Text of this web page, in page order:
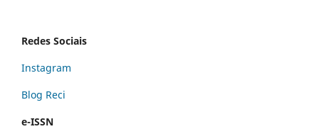
Redes Sociais
Instagram
Blog Reci
e-ISSN